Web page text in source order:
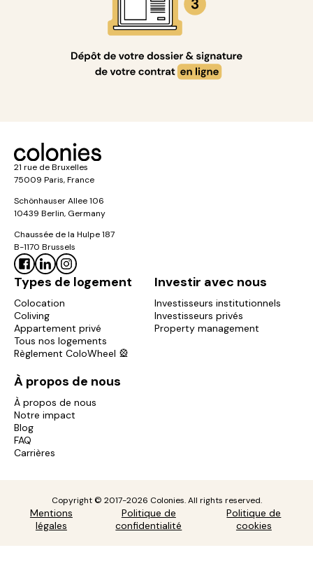
21 rue de Bruxelles
75009 Paris, France
Schönhauser Allee 106
10439 Berlin, Germany
Chaussée de la Hulpe 187
B-1170 Brussels
Types de logement
Colocation
Coliving
Appartement privé
Tous nos logements
Règlement ColoWheel 🎡
Investir avec nous
Investisseurs institutionnels
Investisseurs privés
Property management
À propos de nous
À propos de nous
Notre impact
Blog
FAQ
Carrières
Copyright © 2017-2026 Colonies. All rights reserved.
Mentions
légales
Politique de
confidentialité
Politique de
cookies